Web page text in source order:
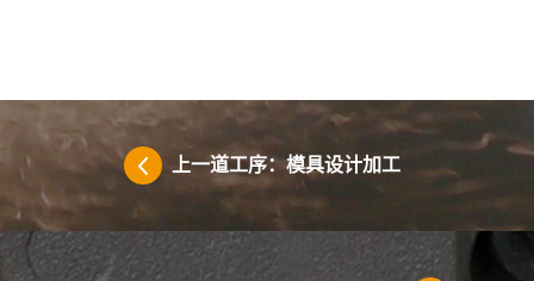
上一道工序：模具设计加工